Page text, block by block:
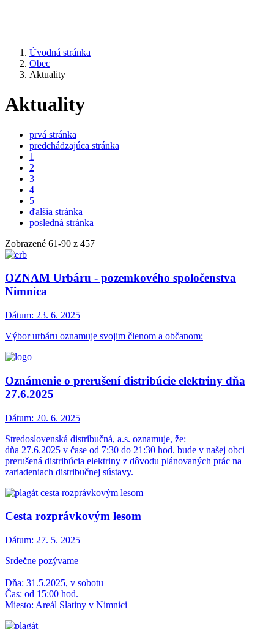
Úvodná stránka
Obec
Aktuality
Aktuality
prvá stránka
predchádzajúca stránka
1
2
3
4
5
ďalšia stránka
posledná stránka
Zobrazené 61-90 z 457
OZNAM Urbáru - pozemkového spoločenstva
Nimnica
Dátum: 23. 6. 2025
Výbor urbáru oznamuje svojim členom a občanom:
Oznámenie o prerušení distribúcie elektriny dňa
27.6.2025
Dátum: 20. 6. 2025
Stredoslovenská distribučná, a.s. oznamuje, že:
dňa 27.6.2025 v čase od 7:30 do 21:30 hod. bude v našej obci
prerušená distribúcia elektriny z dôvodu plánovaných prác na
zariadeniach distribučnej sústavy.
Cesta rozprávkovým lesom
Dátum: 27. 5. 2025
Srdečne pozývame
Dňa: 31.5.2025, v sobotu
Čas: od 15:00 hod.
Miesto: Areál Slatiny v Nimnici